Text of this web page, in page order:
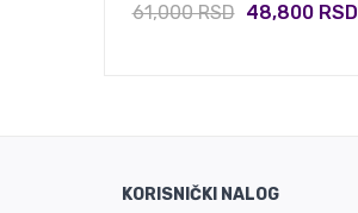
61,000 RSD 48,800 RSD
KORISNIČKI NALOG